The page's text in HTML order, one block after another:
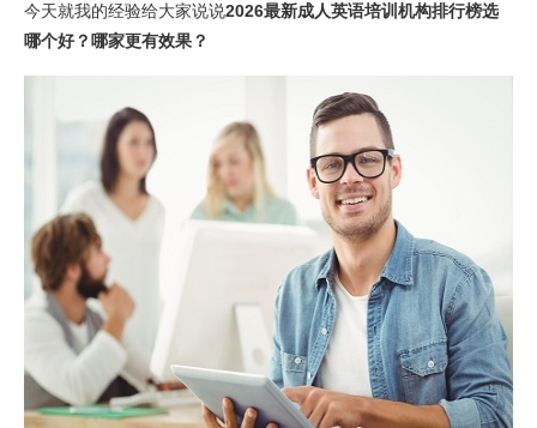
今天就我的经验给大家说说2026最新成人英语培训机构排行榜选
哪个好？哪家更有效果？